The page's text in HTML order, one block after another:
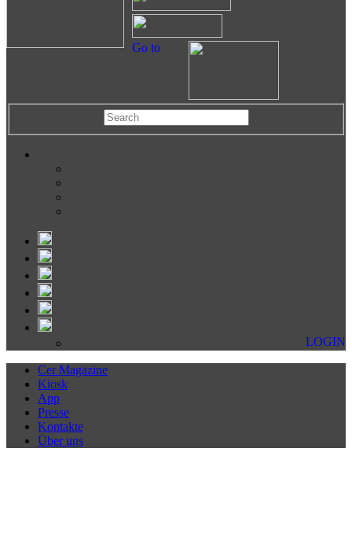
Go to
LOGIN
Cer Magazine
Kiosk
App
Presse
Kontakte
Über uns